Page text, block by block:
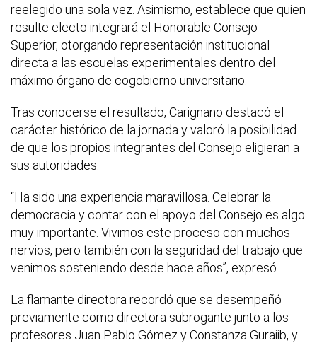
reelegido una sola vez. Asimismo, establece que quien
resulte electo integrará el Honorable Consejo
Superior, otorgando representación institucional
directa a las escuelas experimentales dentro del
máximo órgano de cogobierno universitario.
Tras conocerse el resultado, Carignano destacó el
carácter histórico de la jornada y valoró la posibilidad
de que los propios integrantes del Consejo eligieran a
sus autoridades.
“Ha sido una experiencia maravillosa. Celebrar la
democracia y contar con el apoyo del Consejo es algo
muy importante. Vivimos este proceso con muchos
nervios, pero también con la seguridad del trabajo que
venimos sosteniendo desde hace años”, expresó.
La flamante directora recordó que se desempeñó
previamente como directora subrogante junto a los
profesores Juan Pablo Gómez y Constanza Guraiib, y